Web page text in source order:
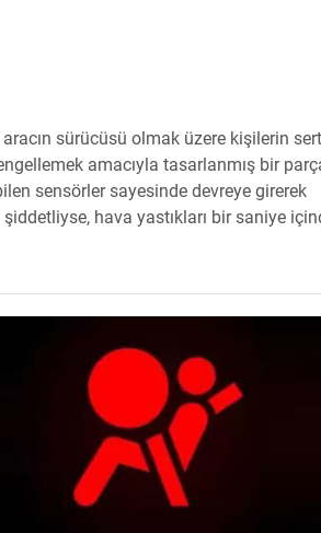
aracın sürücüsü olmak üzere kişilerin
amacıyla tasarlanmış bir
sensörler sayesinde devreye girerek
hava yastıkları bir saniye